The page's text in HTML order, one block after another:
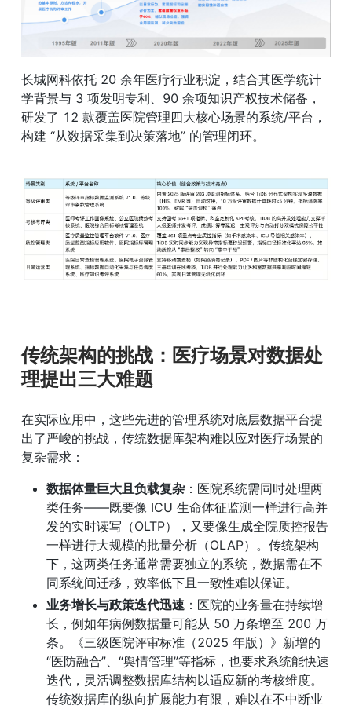
长城网科依托 20 余年医疗行业积淀，结合其医学统计
学背景与 3 项发明专利、90 余项知识产权技术储备，
研发了 12 款覆盖医院管理四大核心场景的系统/平台，
构建 “从数据采集到决策落地” 的管理闭环。
传统架构的挑战：医疗场景对数据处
理提出三大难题
在实际应用中，这些先进的管理系统对底层数据平台提
出了严峻的挑战，传统数据库架构难以应对医疗场景的
复杂需求：
数据体量巨大且负载复杂 ：医院系统需同时处理两
类任务——既要像 ICU 生命体征监测一样进行高并
发的实时读写（OLTP），又要像生成全院质控报告
一样进行大规模的批量分析（OLAP）。传统架构
下，这两类任务通常需要独立的系统，数据需在不
同系统间迁移，效率低下且一致性难以保证。
业务增长与政策迭代迅速 ：医院的业务量在持续增
长，例如年病例数据量可能从 50 万条增至 200 万
条。《三级医院评审标准（2025 年版）》新增的
“医防融合”、“舆情管理”等指标，也要求系统能快速
迭代，灵活调整数据库结构以适应新的考核维度。
传统数据库的纵向扩展能力有限，难以在不中断业